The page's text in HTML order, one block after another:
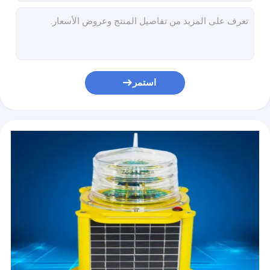
مصباح ملاحة أنبوبي بحري p28s 60w 24v
أباجورة بحرية من البولي كربونات DS7-1M S80 واقي الضوء البحري
واقي الضوء البحري DS7-2M S90
أضواء الملاحة البحرية البلاستيكية CXH3-3P زورق بحري مقاوم للماء إشارة ملاحة الطوارئ LED ضوء
أضواء الملاحة البحرية البلاستيكية CXH6-3P زورق بحري مقاوم للماء إشارة ملاحة الطوارئ LED ضوء
استمر